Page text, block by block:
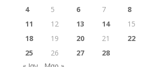
4
5 6 7 8
11
12 13 14 15
18
19 20 21 22
25
26 27
28